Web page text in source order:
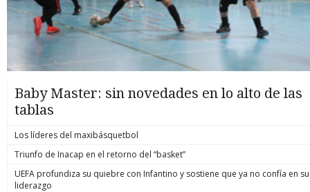
Baby Master: sin novedades en lo alto de las
tablas
Los líderes del maxibásquetbol
Triunfo de Inacap en el retorno del “basket”
UEFA profundiza su quiebre con Infantino y sostiene que ya no confía en su
liderazgo